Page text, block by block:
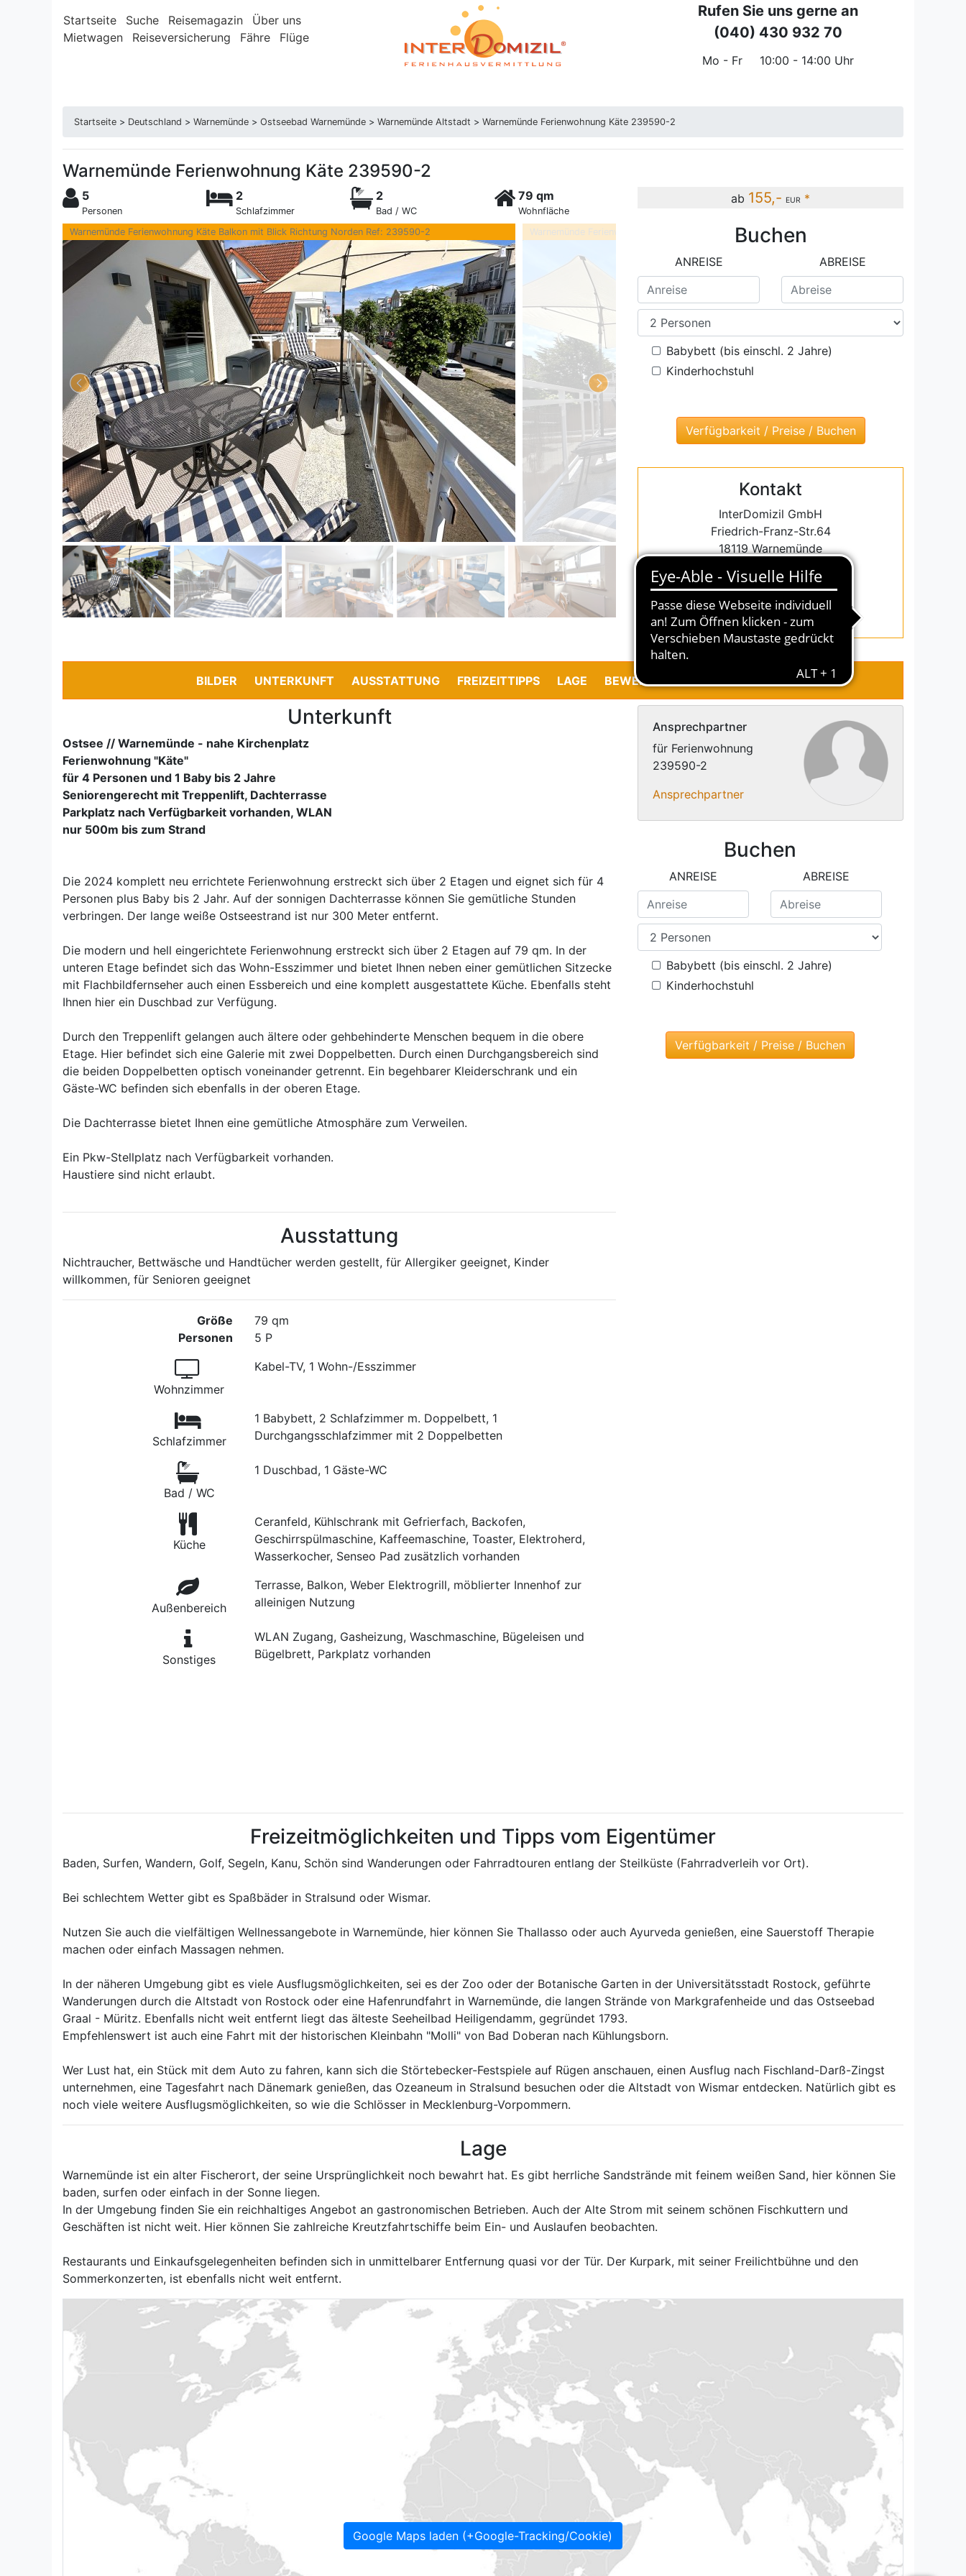
Startseite Suche Reisemagazin
Über uns
Mietwagen
Reiseversicherung Fähre Flüge
Rufen Sie uns gerne an
(040) 430 932 70
Mo - Fr 10:00 - 14:00 Uhr
Startseite > Deutschland > Warnemünde > Ostseebad Warnemünde > Warnemünde Altstadt > Warnemünde Ferienwohnung Käte 239590-2
Warnemünde Ferienwohnung Käte 239590-2
5
Personen
2
Schlafzimmer
2
Bad / WC
79 qm
Wohnfläche
ab 155,- EUR *
Warnemünde Ferienwohnung Käte Balkon mit Blick Richtung Norden Ref: 239590-2 Warnemünde Ferienwohnung Käte Balkon mit Blick Richtung SüdenRef: 239590-2
Buchen
ANREISE ABREISE
Babybett (bis einschl. 2 Jahre)
Kinderhochstuhl
Kontakt
InterDomizil GmbH
Friedrich-Franz-Str.64
18119 Warnemünde
Tel.: 0381 5486384
Fax.:0381 5486387
warnemuende@interdomizil.de
BILDER UNTERKUNFT AUSSTATTUNG FREIZEITTIPPS LAGE BEWERTUNGEN
Unterkunft
Ostsee // Warnemünde - nahe Kirchenplatz
Ferienwohnung "Käte"
für 4 Personen und 1 Baby bis 2 Jahre
Seniorengerecht mit Treppenlift, Dachterrasse
Parkplatz nach Verfügbarkeit vorhanden, WLAN
nur 500m bis zum Strand
Die 2024 komplett neu errichtete Ferienwohnung erstreckt sich über 2 Etagen und eignet sich für 4
Personen plus Baby bis 2 Jahr. Auf der sonnigen Dachterrasse können Sie gemütliche Stunden
verbringen. Der lange weiße Ostseestrand ist nur 300 Meter entfernt.
Die modern und hell eingerichtete Ferienwohnung erstreckt sich über 2 Etagen auf 79 qm. In der
unteren Etage befindet sich das Wohn-Esszimmer und bietet Ihnen neben einer gemütlichen Sitzecke
mit Flachbildfernseher auch einen Essbereich und eine komplett ausgestattete Küche. Ebenfalls steht
Ihnen hier ein Duschbad zur Verfügung.
Durch den Treppenlift gelangen auch ältere oder gehbehinderte Menschen bequem in die obere
Etage. Hier befindet sich eine Galerie mit zwei Doppelbetten. Durch einen Durchgangsbereich sind
die beiden Doppelbetten optisch voneinander getrennt. Ein begehbarer Kleiderschrank und ein
Gäste-WC befinden sich ebenfalls in der oberen Etage.
Die Dachterrasse bietet Ihnen eine gemütliche Atmosphäre zum Verweilen.
Ein Pkw-Stellplatz nach Verfügbarkeit vorhanden.
Haustiere sind nicht erlaubt.
Ausstattung
Nichtraucher, Bettwäsche und Handtücher werden gestellt, für Allergiker geeignet, Kinder
willkommen, für Senioren geeignet
Größe
Personen
79 qm
5 P
Wohnzimmer
Kabel-TV, 1 Wohn-/Esszimmer
Schlafzimmer
1 Babybett, 2 Schlafzimmer m. Doppelbett, 1
Durchgangsschlafzimmer mit 2 Doppelbetten
Bad / WC
1 Duschbad, 1 Gäste-WC
Küche
Ceranfeld, Kühlschrank mit Gefrierfach, Backofen,
Geschirrspülmaschine, Kaffeemaschine, Toaster, Elektroherd,
Wasserkocher, Senseo Pad zusätzlich vorhanden
Außenbereich
Terrasse, Balkon, Weber Elektrogrill, möblierter Innenhof zur
alleinigen Nutzung
Sonstiges
WLAN Zugang, Gasheizung, Waschmaschine, Bügeleisen und
Bügelbrett, Parkplatz vorhanden
Ansprechpartner
für Ferienwohnung
239590-2
Ansprechpartner
Buchen
ANREISE ABREISE
Babybett (bis einschl. 2 Jahre)
Kinderhochstuhl
Freizeitmöglichkeiten und Tipps vom Eigentümer
Baden, Surfen, Wandern, Golf, Segeln, Kanu, Schön sind Wanderungen oder Fahrradtouren entlang der Steilküste (Fahrradverleih vor Ort).
Bei schlechtem Wetter gibt es Spaßbäder in Stralsund oder Wismar.
Nutzen Sie auch die vielfältigen Wellnessangebote in Warnemünde, hier können Sie Thallasso oder auch Ayurveda genießen, eine Sauerstoff Therapie
machen oder einfach Massagen nehmen.
In der näheren Umgebung gibt es viele Ausflugsmöglichkeiten, sei es der Zoo oder der Botanische Garten in der Universitätsstadt Rostock, geführte
Wanderungen durch die Altstadt von Rostock oder eine Hafenrundfahrt in Warnemünde, die langen Strände von Markgrafenheide und das Ostseebad
Graal - Müritz. Ebenfalls nicht weit entfernt liegt das älteste Seeheilbad Heiligendamm, gegründet 1793.
Empfehlenswert ist auch eine Fahrt mit der historischen Kleinbahn "Molli" von Bad Doberan nach Kühlungsborn.
Wer Lust hat, ein Stück mit dem Auto zu fahren, kann sich die Störtebecker-Festspiele auf Rügen anschauen, einen Ausflug nach Fischland-Darß-Zingst
unternehmen, eine Tagesfahrt nach Dänemark genießen, das Ozeaneum in Stralsund besuchen oder die Altstadt von Wismar entdecken. Natürlich gibt es
noch viele weitere Ausflugsmöglichkeiten, so wie die Schlösser in Mecklenburg-Vorpommern.
Lage
Warnemünde ist ein alter Fischerort, der seine Ursprünglichkeit noch bewahrt hat. Es gibt herrliche Sandstrände mit feinem weißen Sand, hier können Sie
baden, surfen oder einfach in der Sonne liegen.
In der Umgebung finden Sie ein reichhaltiges Angebot an gastronomischen Betrieben. Auch der Alte Strom mit seinem schönen Fischkuttern und
Geschäften ist nicht weit. Hier können Sie zahlreiche Kreutzfahrtschiffe beim Ein- und Auslaufen beobachten.
Restaurants und Einkaufsgelegenheiten befinden sich in unmittelbarer Entfernung quasi vor der Tür. Der Kurpark, mit seiner Freilichtbühne und den
Sommerkonzerten, ist ebenfalls nicht weit entfernt.
Google Maps laden (+Google-Tracking/Cookie)